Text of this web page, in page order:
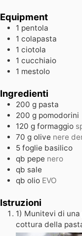
Equipment
1 pentola
1 colapasta
1 ciotola
1 cucchiaio
1 mestolo
Ingredienti
200 g pasta
200 g pomodorini
120 g formaggio
70 g olive nere
5 foglie basilico
qb pepe nero
qb sale
qb olio EVO
Istruzioni
1) Munitevi di
cottura della